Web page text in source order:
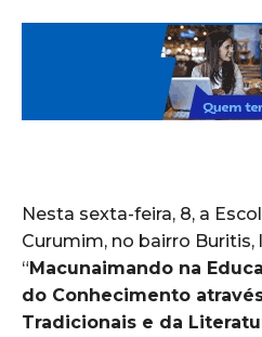
Nesta sexta-feira, 8, a
Curumim, no bairro
“Macunaimando na
do Conhecimento
Tradicionais e da